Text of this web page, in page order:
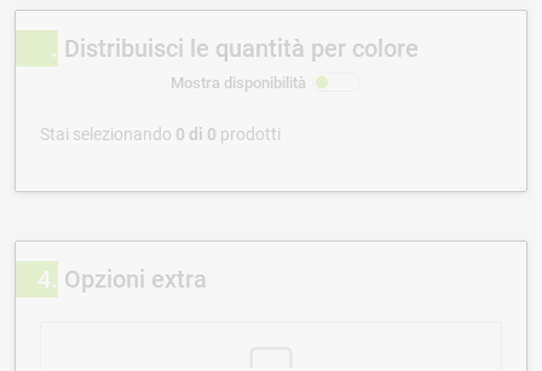
Distribuisci le quantità per colore
Mostra disponibilità
Stai selezionando 0 di 0 prodotti
4 Opzioni extra